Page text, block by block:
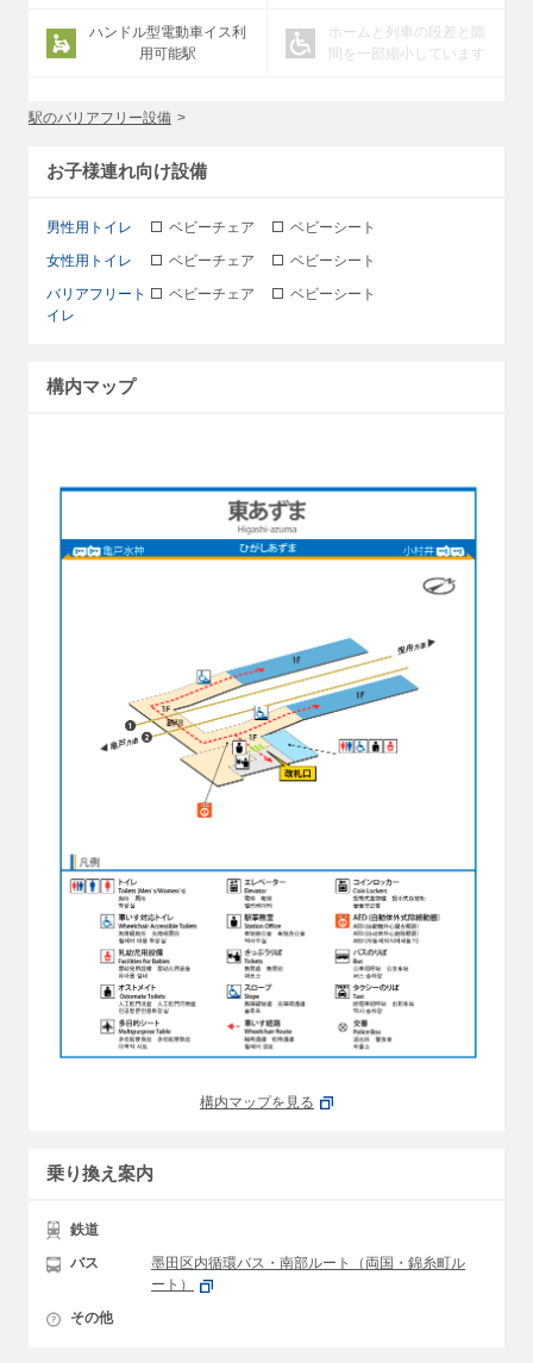
ハンドル型電動車イス利
用可能駅
ホームと列車の段差と隙
間を一部縮小しています
駅のバリアフリー設備
お子様連れ向け設備
男性用トイレ ベビーチェア
ベビーシート
女性用トイレ
ベビーチェア
ベビーシート
バリアフリート
イレ
ベビーチェア ベビーシート
構内マップ
構内マップを見る
乗り換え案内
鉄道
バス
墨田区内循環バス・南部ルート（両国・錦糸町ル
ート）
その他